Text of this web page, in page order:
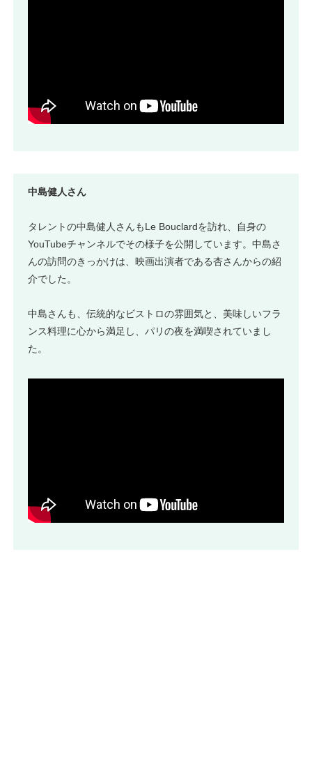
中島健人さん
タレントの中島健人さんもLe Bouclardを訪れ、自身の
YouTubeチャンネルでその様子を公開しています。中島さ
んの訪問のきっかけは、映画出演者である杏さんからの紹
介でした。
中島さんも、伝統的なビストロの雰囲気と、美味しいフラ
ンス料理に心から満足し、パリの夜を満喫されていまし
た。